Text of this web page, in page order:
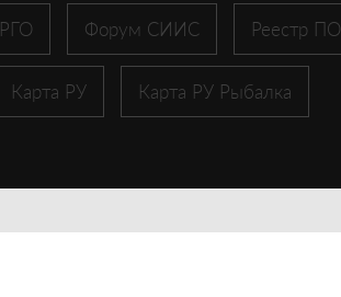
РГО Форум СИИС Реестр ПО
Карта РУ Карта РУ Рыбалка